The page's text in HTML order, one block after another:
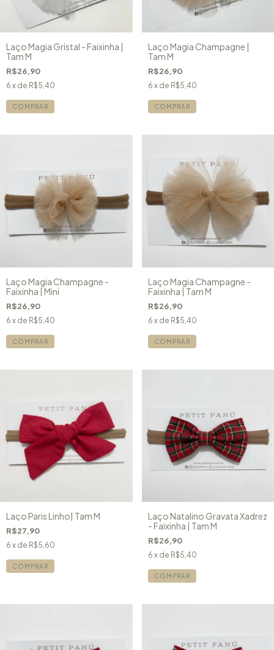
Laço Magia Gristal - Faixinha |
Tam M
R$26,90
6 x de R$5,40
COMPRAR
Laço Magia Champagne |
Tam M
R$26,90
6 x de R$5,40
COMPRAR
Laço Magia Champagne -
Faixinha | Mini
R$26,90
6 x de R$5,40
COMPRAR
Laço Magia Champagne -
Faixinha | Tam M
R$26,90
6 x de R$5,40
COMPRAR
Laço Paris Linho| Tam M
R$27,90
6 x de R$5,60
COMPRAR
Laço Natalino Gravata Xadrez
- Faixinha | Tam M
R$26,90
6 x de R$5,40
COMPRAR